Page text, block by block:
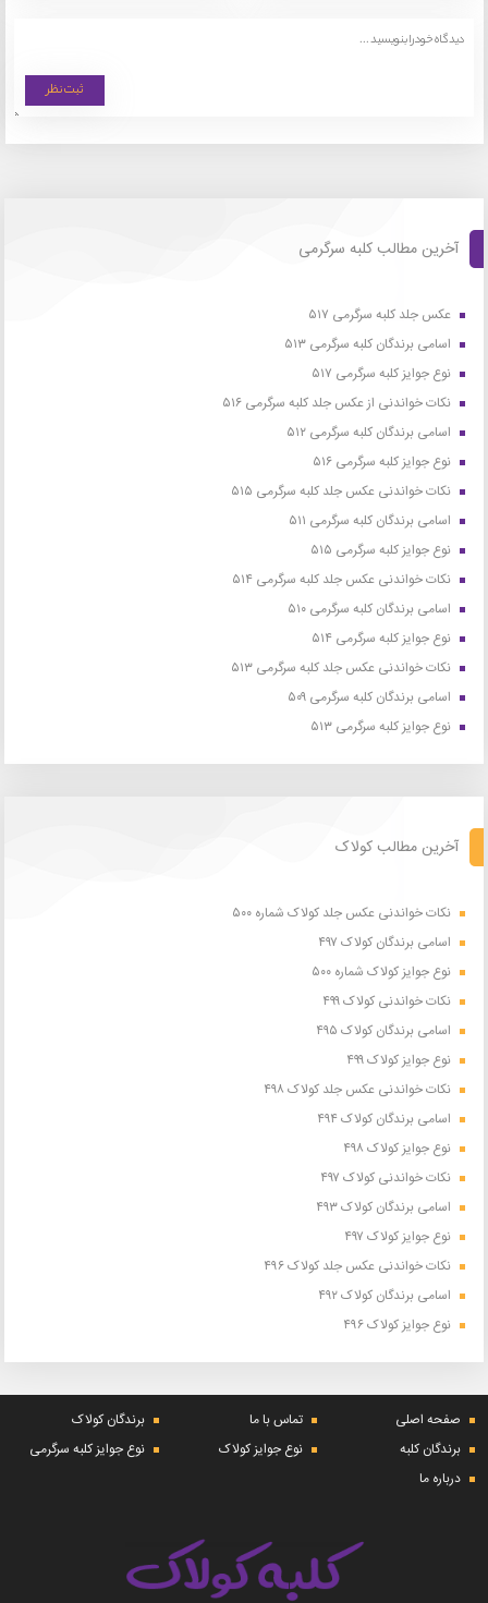
آخرین مطالب کلبه سرگرمی
عکس جلد کلبه سرگرمی ۵۱۷
اسامی برندگان کلبه سرگرمی ۵۱۳
نوع جوایز کلبه سرگرمی ۵۱۷
نکات خواندنی از عکس جلد کلبه سرگرمی ۵۱۶
اسامی برندگان کلبه سرگرمی ۵۱۲
نوع جوایز کلبه سرگرمی ۵۱۶
نکات خواندنی عکس جلد کلبه سرگرمی ۵۱۵
اسامی برندگان کلبه سرگرمی ۵۱۱
نوع جوایز کلبه سرگرمی ۵۱۵
نکات خواندنی عکس جلد کلبه سرگرمی ۵۱۴
اسامی برندگان کلبه سرگرمی ۵۱۰
نوع جوایز کلبه سرگرمی ۵۱۴
نکات خواندنی عکس جلد کلبه سرگرمی ۵۱۳
اسامی برندگان کلبه سرگرمی ۵۰۹
نوع جوایز کلبه سرگرمی ۵۱۳
آخرین مطالب کولاک
نکات خواندنی عکس جلد کولاک شماره ۵۰۰
اسامی برندگان کولاک ۴۹۷
نوع جوایز کولاک شماره ۵۰۰
نکات خواندنی کولاک ۴۹۹
اسامی برندگان کولاک ۴۹۵
نوع جوایز کولاک ۴۹۹
نکات خواندنی عکس جلد کولاک ۴۹۸
اسامی برندگان کولاک ۴۹۴
نوع جوایز کولاک ۴۹۸
نکات خواندنی کولاک ۴۹۷
اسامی برندگان کولاک ۴۹۳
نوع جوایز کولاک ۴۹۷
نکات خواندنی عکس جلد کولاک ۴۹۶
اسامی برندگان کولاک ۴۹۲
نوع جوایز کولاک ۴۹۶
صفحه اصلی تماس با ما
برندگان کولاک
برندگان کلبه
نوع جوایز کولاک
نوع جوایز کلبه سرگرمی
درباره ما